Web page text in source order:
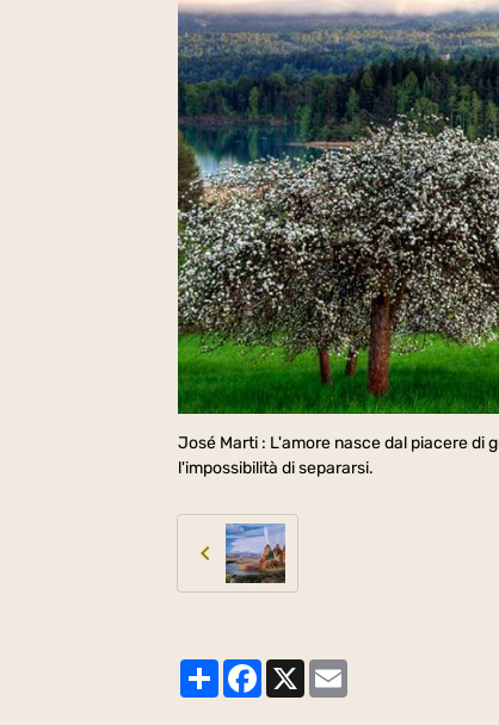
José Marti : L'amore nasce dal piacere di
l'impossibilità di separarsi.
PartagerFacebook
X